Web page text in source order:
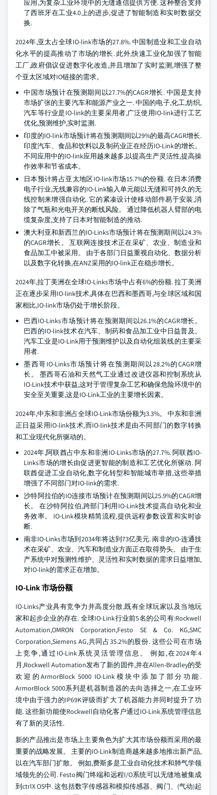
应用,为复杂工业环境中的无缝通信提供方便. 这种整合支持
了西班牙在工业4.0上的进步,促进了智能制造和实时数据交
换.
2024年,亚太占全球IO-link市场的27.8%. 中国制造业和工业自动
化水平的提高推动了市场的增长. 此外,快速工业化加强了智能
工厂,政府倡议促进数字化改造,并且增加了实时监测,增强了整
个亚太区域对IO链接的需求。
中国市场预计在预测期间以27.7%的CAGR增长. 中国是支持
市场扩张的主要汽车和能源产业之一. 中国的电子,化工,纺织,
汽车等行业是IO-link的主要采用者,广泛使用IO-link进行工艺
优化,预测维护,实时监测.
印度的IO-link市场预计将在预测期间以29%的最高CAGR增长.
印度汽车、食品和饮料以及制药业正在经历IO-Link的增长。
不同应用中的IO-link应用越来越多,以提高生产灵活性,提高操
作效率和节省成本。
日本预计将占亚太地区IO-link市场15.7%的份额. 在日本消费
电子行业,无线兼容的IO-Link输入单元能以无缝和可持久的无
线控制来增强自动化. 它的紧凑设计使移动部件易于安装,消
除了气瓶和光电开关的断线风险。 通过降低机器人臂部的电
缆复杂度,支持了日本对智能制造的推动.
澳大利亚和新西兰的IO-Links市场预计将在预测期间以24.3%
的CAGR增长。 互联网连接技术正在采矿、农业、制造业和
食品加工中被采用。 由于各部门日益重视自动化、数据分析
以及数字化转换,在ANZ采用的IO-link正在稳步增长。
2024年,拉丁美洲在全球IO-Links市场中占有6%的份额. 拉丁美洲
正在逐步采用IO-link技术,具体在巴西和墨西哥,与全球区域和国
家相比,IO-link市场仍处于增长阶段。
巴西IO-Links市场预计将在预测期间以26.1%的CAGR增长。
巴西的IO-link技术在汽车、制药和食品加工业中日益普及。
汽车工业是IO-Link用于预测维护以及自动化组装线的主要采
用者.
墨西哥IO-Links市场预计将在预测期间以28.2%的CAGR增
长。 墨西哥石油和天然气工业通过改进仪器和控制系统从
IO-Link技术中获益,这对于管理复杂工艺和确保危险环境中的
安全至关重要,这是IO-Link工业的主要增长因素。
2024年,中东和非洲占全球IO-Link市场份额为3.3%。 中东和非洲
正日益采用IO-link技术,而IO-link技术是由不同部门的数字转换
和工业现代化所驱动的。
2024年,阿联酋占中东和非洲IO-Links市场的27.7%. 阿联酋IO-
Links市场的增长由促进更智能的制造和工艺优化所驱动. 阿
联酋促进工业自动化,数字化转型和智能城市举措,这些举措
增强了不同部门对IO-link的需求.
沙特阿拉伯的IO连接市场预计在预测期间以25.9%的CAGR增
长。 在沙特阿拉伯,跨部门利用IO-Link技术提高自动化和业
务效率。 IO-Link模块精简流程,提供远程参数设置和实时诊
断.
南非IO-Links市场到2034年将达到73亿美元. 南非的IO-连通技
术在采矿、农业、汽车和制造业方面正在取得势头。 由于生
产系统中对预测性维护、灵活性和实时数据的需求日益增加,
对IO-link的需求正在增加。
IO-Link 市场份额
IO-Links产业具有竞争力并高度分散,既有全球玩家以及当地玩
家和起步企业的存在. 全球IO-Link行业前5名的公司有:Rockwell
Automation,OMRON Corporation,Festo SE & Co. KG,SMC
Corporation,Siemens AG,共同占35.2%的股份. 这些公司在市场
上竞争,通过IO-Link系统灵活管理信息。 例如,在2024年4
月,Rockwell Automation发布了新的固件,并在Allen-Bradley的受
欢迎的ArmorBlock 5000 IO-Link模块中添加了部分功能.
ArmorBlock 5000系列是机器制造器的去向选择之一,在工业环
境中由于强力的IP69K评级而扩大了机器能力并同时提升了功
能. 这些新功能使Rockwell自动化客户通过IO-Link系统管理信息
有了新的灵活性.
新的产品推出是市场上主要角色为扩大其市场份额而采用的最
重要的战略发展。 主要的IO-Link制造商越来越多地推出新产品,
以在汽车部门扩散。 例如,费斯多是工业自动化技术和肺气学领
域领先的公司. Festo阀门终端和远程I/O系统可以无缝地被集成
到ctrlX OS中. 这包括数字传感器和模拟传感器、阀门、(气动)起